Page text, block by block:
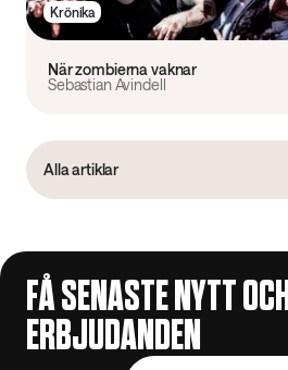
Krönika
När zombierna vaknar
Sebastian Avindell
Alla artiklar
FÅ SENASTE NYTT
ERBJUDANDEN